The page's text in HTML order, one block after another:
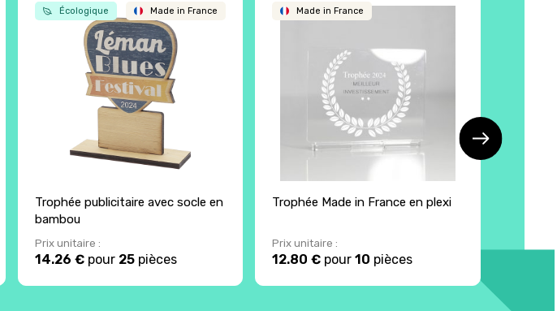
Écologique Made in France
Trophée publicitaire avec socle en
bambou
Prix unitaire :
14.26 €pour 25pièces
Made in France
Trophée Made in France en plexi
Prix unitaire :
12.80 € pour10 pièces